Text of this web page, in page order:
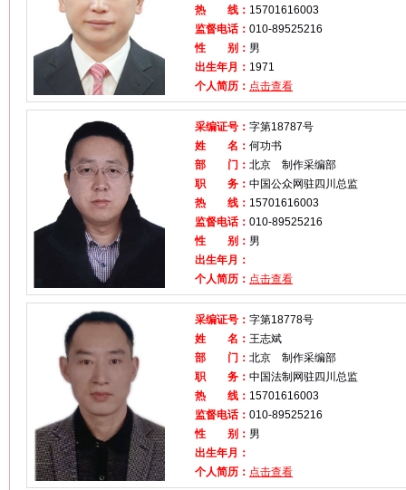
热 线： 15701616003
监督电话： 010-89525216
性 别： 男
出生年月： 1971
个人简历： 点击查看
采编证号： 字第18787号
姓 名： 何功书
部 门： 北京 制作采编部
职 务： 中国公众网驻四川总监
热 线： 15701616003
监督电话： 010-89525216
性 别： 男
出生年月：
个人简历： 点击查看
采编证号： 字第18778号
姓 名： 王志斌
部 门： 北京 制作采编部
职 务： 中国法制网驻四川总监
热 线： 15701616003
监督电话： 010-89525216
性 别： 男
出生年月：
个人简历： 点击查看